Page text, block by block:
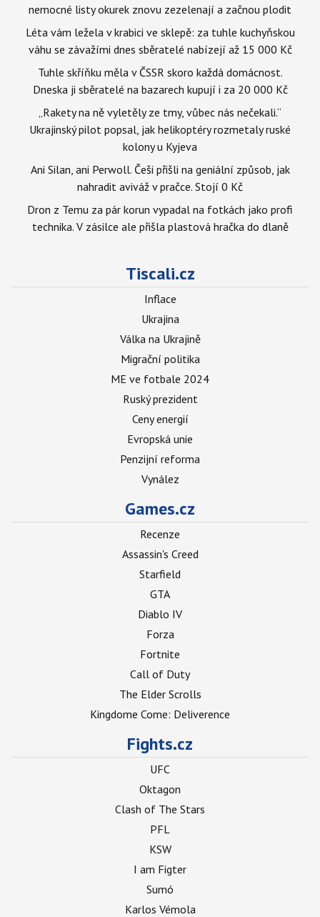
nemocné listy okurek znovu zezelenají a začnou plodit
Léta vám ležela v krabici ve sklepě: za tuhle kuchyňskou
váhu se závažími dnes sběratelé nabízejí až 15 000 Kč
Tuhle skříňku měla v ČSSR skoro každá domácnost.
Dneska ji sběratelé na bazarech kupují i za 20 000 Kč
„Rakety na ně vyletěly ze tmy, vůbec nás nečekali.“
Ukrajinský pilot popsal, jak helikoptéry rozmetaly ruské
kolony u Kyjeva
Ani Silan, ani Perwoll. Češi přišli na geniální způsob, jak
nahradit aviváž v pračce. Stojí 0 Kč
Dron z Temu za pár korun vypadal na fotkách jako profi
technika. V zásilce ale přišla plastová hračka do dlaně
Tiscali.cz
Inflace
Ukrajina
Válka na Ukrajině
Migrační politika
ME ve fotbale 2024
Ruský prezident
Ceny energií
Evropská unie
Penzijní reforma
Vynález
Games.cz
Recenze
Assassin's Creed
Starfield
GTA
Diablo IV
Forza
Fortnite
Call of Duty
The Elder Scrolls
Kingdome Come: Deliverence
Fights.cz
UFC
Oktagon
Clash of The Stars
PFL
KSW
I am Figter
Sumó
Karlos Vémola